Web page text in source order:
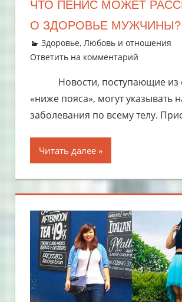
ЧТО ПЕНИС МОЖЕТ
О ЗДОРОВЬЕ МУЖЧИНЫ?
29.07.2019
admin
Здоровье,Любовь и отношения
Ответить на комментарий
Новости, поступающие из
«ниже пояса», могут указывать
заболевания по всему телу.
Читать далее